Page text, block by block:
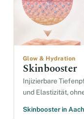
Glow & Hydration
Skinbooster
Injizierbare
und Elastizität,
Skinbooster in